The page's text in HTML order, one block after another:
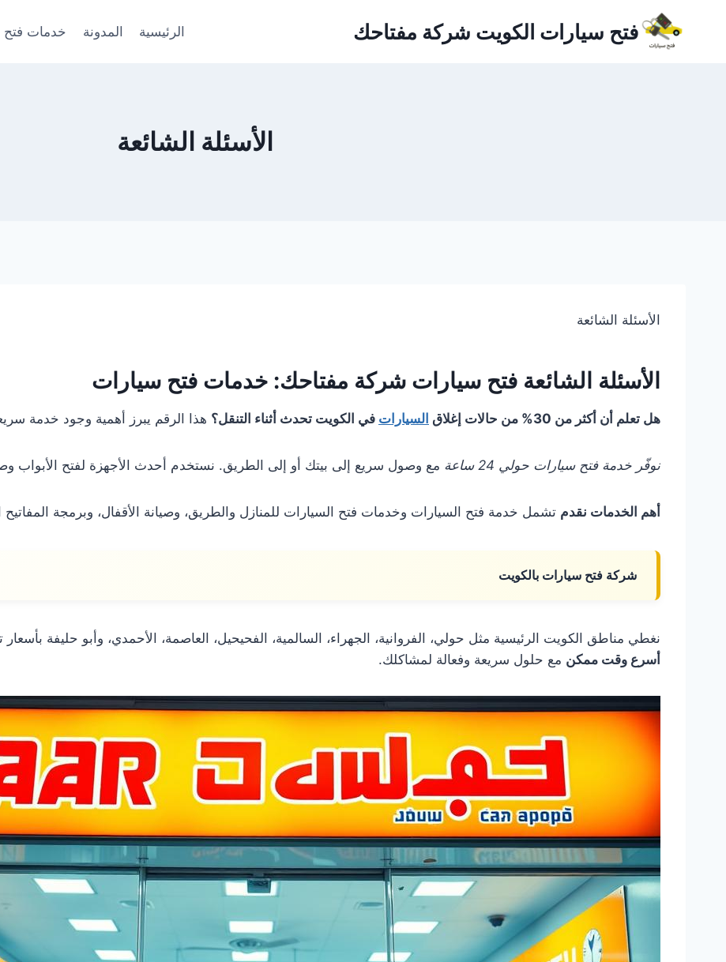
فتح سيارات الكويت شركة مفتاحك الرئيسية المدونة خدمات فتح
الأسئلة الشائعة
الأسئلة الشائعة
الأسئلة الشائعة فتح سيارات شركة مفتاحك: خدمات فتح سيارات
هل تعلم أن أكثر من 30% من حالات إغلاق السيارات في الكويت تحدث أثناء التنقل؟ هذا الرقم يبرز أهمية وجود خدمة
نوفّر خدمة فتح سيارات حولي 24 ساعة مع وصول سريع إلى بيتك أو إلى الطريق. نستخدم أحدث الأجهزة لفتح الأبواب
أهم الخدمات نقدم تشمل خدمة فتح السيارات وخدمات فتح السيارات للمنازل والطريق، وصيانة الأقفال، وبرمجة المفاتيح
شركة فتح سيارات بالكويت
نغطي مناطق الكويت الرئيسية مثل حولي، الفروانية، الجهراء، السالمية، الفحيحيل، العاصمة، الأحمدي، وأبو حليفة
أسرع وقت ممكن مع حلول سريعة وفعالة لمشاكلك.